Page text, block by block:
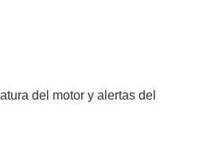
del motor y alertas del